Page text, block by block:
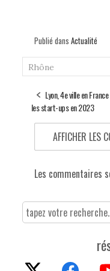
Publié dans Actualité
Rhône
Lyon, 4e ville en
les start-ups en 2023
AFFICHER LES
Les commentaires